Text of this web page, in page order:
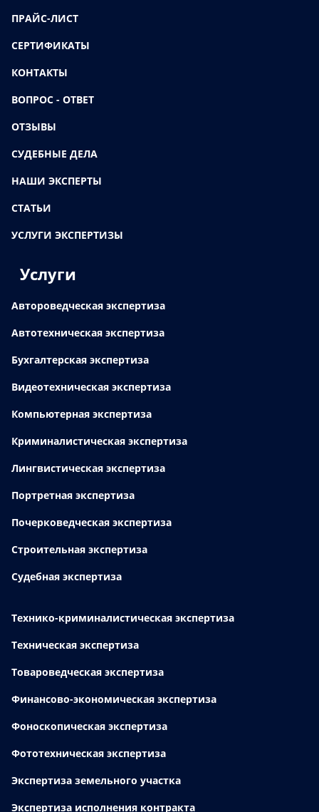
ПРАЙС-ЛИСТ
СЕРТИФИКАТЫ
КОНТАКТЫ
ВОПРОС - ОТВЕТ
ОТЗЫВЫ
СУДЕБНЫЕ ДЕЛА
НАШИ ЭКСПЕРТЫ
СТАТЬИ
УСЛУГИ ЭКСПЕРТИЗЫ
Услуги
Автороведческая экспертиза
Автотехническая экспертиза
Бухгалтерская экспертиза
Видеотехническая экспертиза
Компьютерная экспертиза
Криминалистическая экспертиза
Лингвистическая экспертиза
Портретная экспертиза
Почерковедческая экспертиза
Строительная экспертиза
Судебная экспертиза
Технико-криминалистическая экспертиза
Техническая экспертиза
Товароведческая экспертиза
Финансово-экономическая экспертиза
Фоноскопическая экспертиза
Фототехническая экспертиза
Экспертиза земельного участка
Экспертиза исполнения контракта